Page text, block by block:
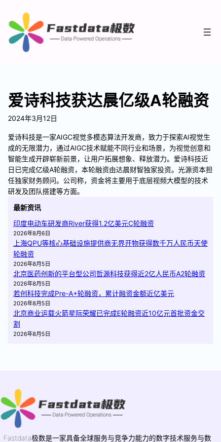
爱诗科技获达晨亿级A轮融资
2024年3月12日
爱诗科技是一家AIGC视觉多模态算法开发商，致力于探索AI视觉生
成的无限潜力，通过AIGC技术赋能不同行业和场景，为视觉创意和
智能生成开辟崭新前景，让用户拓展想象、释放潜力。爱诗科技近
日已完成亿级A轮融资，本轮融资由达晨财智独家投资。光源资本担
任独家财务顾问。公司称，资金将主要用于底层视频大模型的技术
研发及团队搭建等方面。
最新资讯
印度电动车研发商River获得1.2亿美元C轮融资
2026年8月6日
上海QPU等核心基础设施提供商无界开物获得数千万人民币天使
轮融资
2026年8月5日
北京医药创新的平台型公司哲源科技获得近2亿人民币A2轮融资
2026年8月5日
若创科技完成Pre-A+轮融资，累计融资金额近亿美元
2026年8月5日
北京商业运载火箭星际荣耀已完成E轮融资近10亿元首批资金交
割
2026年8月5日
Fastdata极数是一家具备全球服务与竞争力能力的数字技术服务与数